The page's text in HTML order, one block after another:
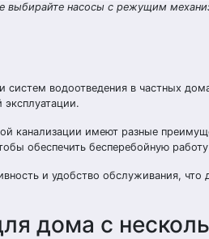
насосы с режущим
водоотведения в частных
эксплуатации.
канализации имеют разные
обеспечить бесперебойную
и удобство обслуживания,
дома с